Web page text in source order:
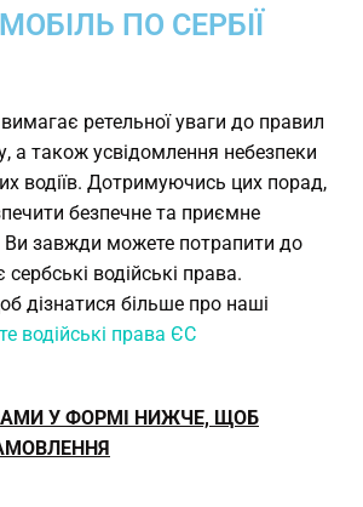
ПО СЕРБІЇ
вимагає ретельної уваги до правил
а також усвідомлення небезпеки
водіїв. Дотримуючись цих порад,
безпечне та приємне
Ви завжди можете потрапити до
водійські права.
дізнатися більше про наші
водійські права ЄС
У ФОРМІ НИЖЧЕ, ЩОБ